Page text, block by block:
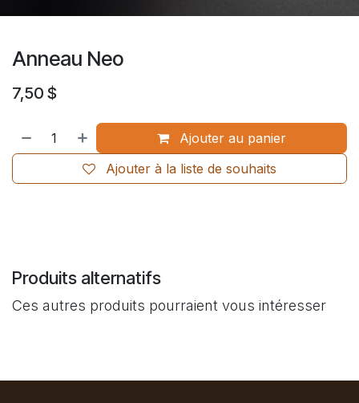
Anneau Neo
7,50 $
Ajouter au panier
Ajouter à la liste de souhaits
Produits alternatifs
Ces autres produits pourraient vous intéresser